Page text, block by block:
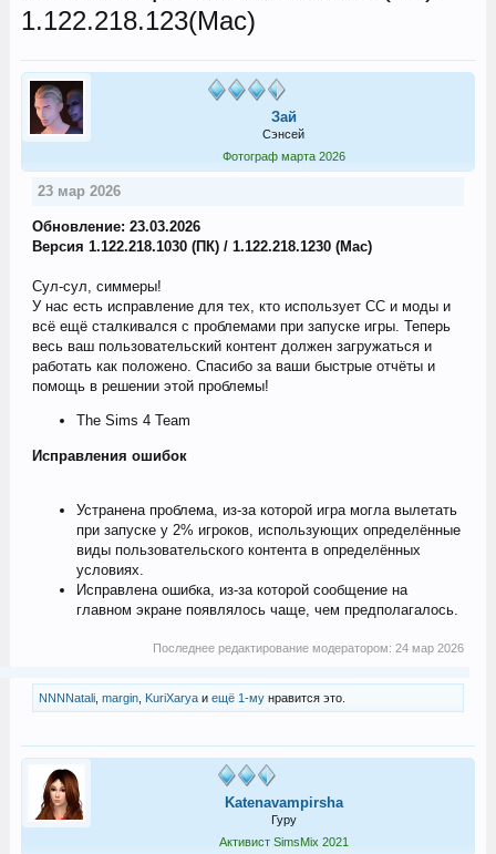
1.122.218.123(Mac)
Зай
Сэнсей
Фотограф марта 2026
23 мар 2026
Обновление: 23.03.2026
Версия 1.122.218.1030 (ПК) / 1.122.218.1230 (Mac)
Сул-сул, симмеры!
У нас есть исправление для тех, кто использует CC и моды и
всё ещё сталкивался с проблемами при запуске игры. Теперь
весь ваш пользовательский контент должен загружаться и
работать как положено. Спасибо за ваши быстрые отчёты и
помощь в решении этой проблемы!
The Sims 4 Team
Исправления ошибок
Устранена проблема, из-за которой игра могла вылетать
при запуске у 2% игроков, использующих определённые
виды пользовательского контента в определённых
условиях.
Исправлена ошибка, из-за которой сообщение на
главном экране появлялось чаще, чем предполагалось.
Последнее редактирование модератором:24 мар 2026
NNNNatali, margin, KuriXaryaи ещё 1-мунравится это.
Katenavampirsha
Гуру
Активист SimsMix 2021